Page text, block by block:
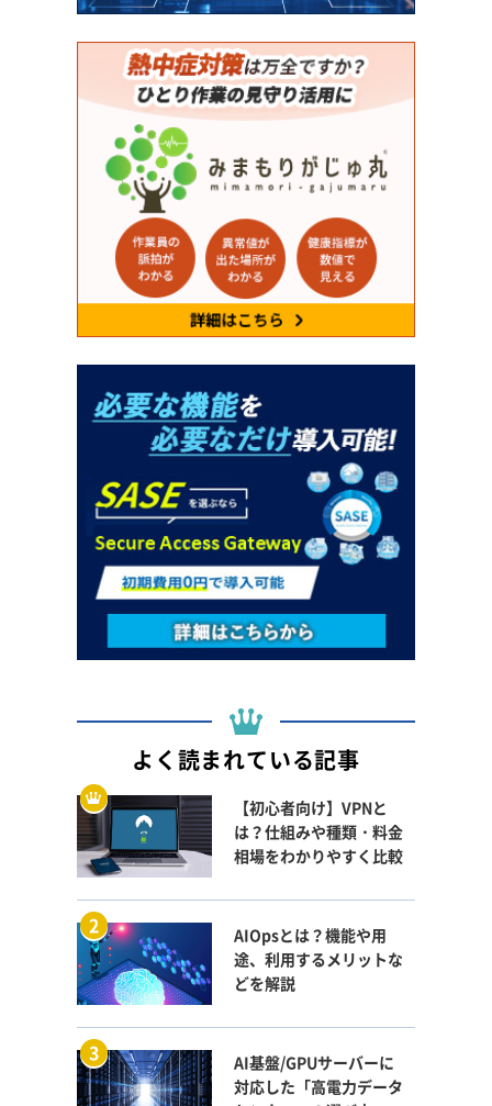
よく読まれている記事
【初心者向け】VPNと
は？仕組みや種類・料金
相場をわかりやすく比較
AIOpsとは？機能や用
途、利用するメリットな
どを解説
AI基盤/GPUサーバーに
対応した「高電力データ